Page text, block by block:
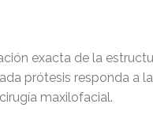
exacta de la
prótesis responda a
maxilofacial.